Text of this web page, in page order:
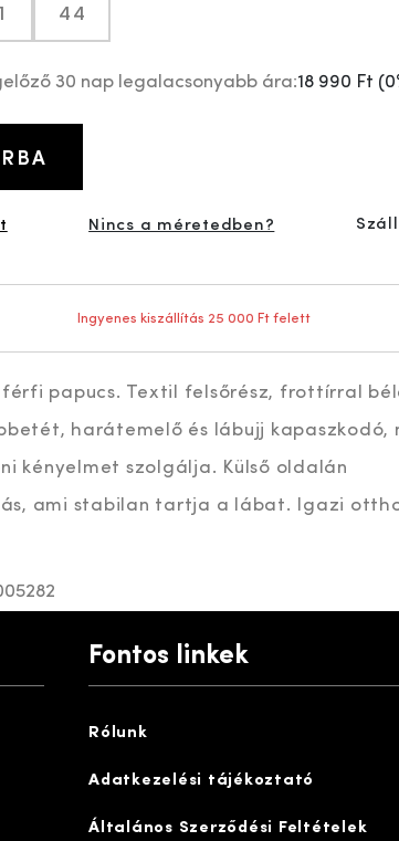
44
30 nap legalacsonyabb ára:18 990 Ft (
Nincs a méretedben?
Ingyenes kiszállítás 25 000 Ft felett
papucs. Textil felsőrész, frottírral
harátemelő és lábujj kapaszkodó,
kényelmet szolgálja. Külső oldalán
ami stabilan tartja a lábat. Igazi
Fontos linkek
Rólunk
Adatkezelési tájékoztató
Általános Szerződési Feltételek